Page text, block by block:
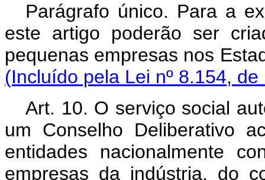
Parágrafo único. Para a
este artigo poderão ser
pequenas empresas
(Incluído pela Lei nº 8.154, de
Art. 10. O serviço social
um Conselho Deliberativo
entidades nacionalmente
empresas da indústria, do